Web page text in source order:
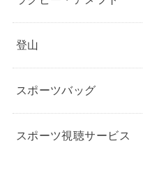
登山
スポーツバッグ
スポーツ視聴サービス